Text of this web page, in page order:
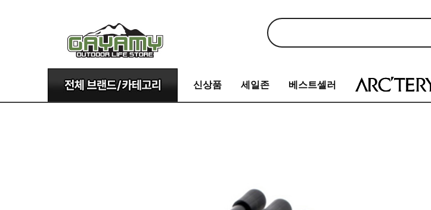
신상품 세일존 베스트셀러